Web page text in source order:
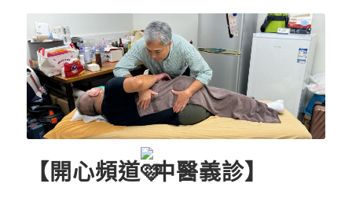
【開心頻道 中醫義診】